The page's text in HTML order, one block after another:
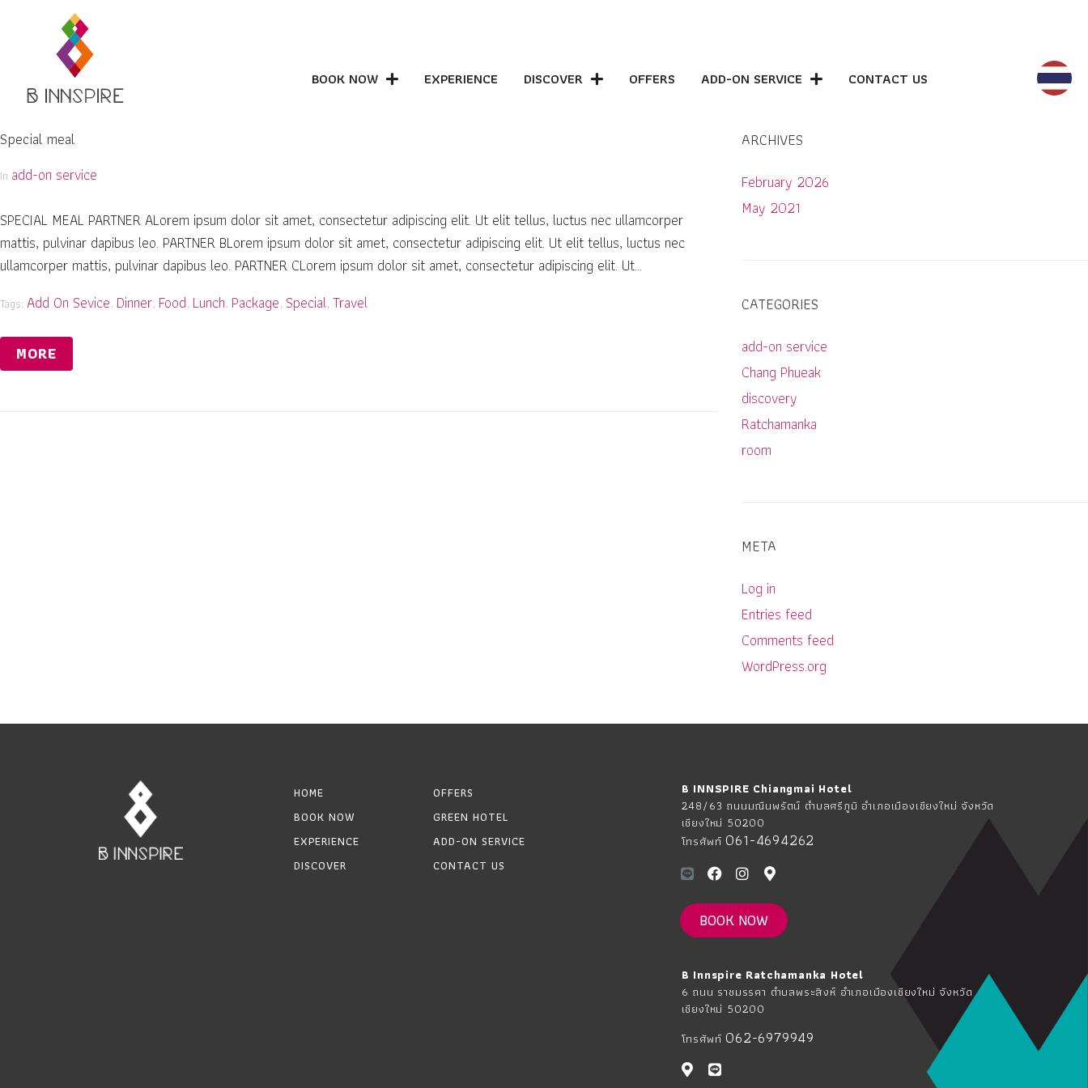
BOOK NOW EXPERIENCE DISCOVER OFFERS ADD-ON SERVICE CONTACT US
Special meal
In add-on service
SPECIAL MEAL PARTNER ALorem ipsum dolor sit amet, consectetur adipiscing elit. Ut elit tellus, luctus nec ullamcorper
mattis, pulvinar dapibus leo. PARTNER BLorem ipsum dolor sit amet, consectetur adipiscing elit. Ut elit tellus, luctus nec
ullamcorper mattis, pulvinar dapibus leo. PARTNER CLorem ipsum dolor sit amet, consectetur adipiscing elit. Ut...
Tags: Add On Sevice, Dinner, Food, Lunch, Package, Special, Travel
MORE
ARCHIVES
February 2026
May 2021
CATEGORIES
add-on service
Chang Phueak
discovery
Ratchamanka
room
META
Log in
Entries feed
Comments feed
WordPress.org
HOME
BOOK NOW
EXPERIENCE
DISCOVER
OFFERS
GREEN HOTEL
ADD-ON SERVICE
CONTACT US
B INNSPIRE Chiangmai Hotel
248/63 ถนนมณีนพรัตน์ ตำบลศรีภูมิ อำเภอเมืองเชียงใหม่ จังหวัด
เชียงใหม่ 50200
โทรศัพท์ 061-4694262
BOOK NOW
B Innspire Ratchamanka Hotel
6 ถนน ราชมรรคา ตำบลพระสิงห์ อำเภอเมืองเชียงใหม่ จังหวัด
เชียงใหม่ 50200
โทรศัพท์ 062-6979949